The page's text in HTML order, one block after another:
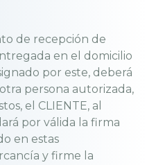
de recepción de
en el domicilio
por este, deberá
persona autorizada,
el CLIENTE, al
por válida la firma
en estas
y firme la